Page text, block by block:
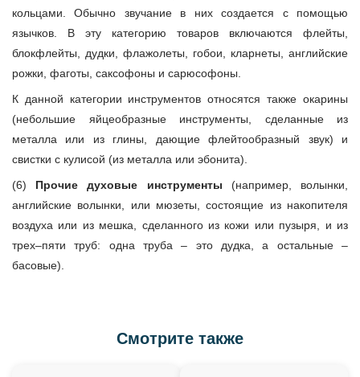
кольцами. Обычно звучание в них создается с помощью
язычков. В эту категорию товаров включаются флейты,
блокфлейты, дудки, флажолеты, гобои, кларнеты, английские
рожки, фаготы, саксофоны и сарюсофоны.
К данной категории инструментов относятся также окарины
(небольшие яйцеобразные инструменты, сделанные из
металла или из глины, дающие флейтообразный звук) и
свистки с кулисой (из металла или эбонита).
(6) Прочие духовые инструменты (например, волынки,
английские волынки, или мюзеты, состоящие из накопителя
воздуха или из мешка, сделанного из кожи или пузыря, и из
трех–пяти труб: одна труба – это дудка, а остальные –
басовые).
Смотрите также